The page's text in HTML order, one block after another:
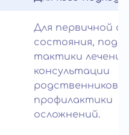
Для первичной
состояния,
тактики лечения,
консультации
родственников и
профилактики
осложнений.